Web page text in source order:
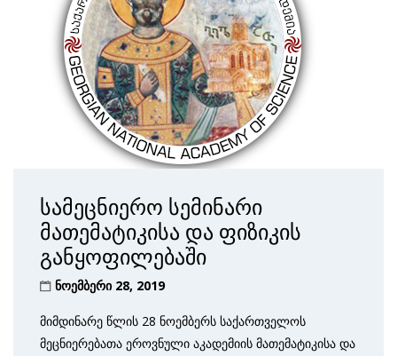
სამეცნიერო სემინარი
მათემატიკისა და ფიზიკის
განყოფილებაში
ნოემბერი 28, 2019
მიმდინარე წლის 28 ნოემბერს საქართველოს
მეცნიერებათა ეროვნული აკადემიის მათემატიკისა და